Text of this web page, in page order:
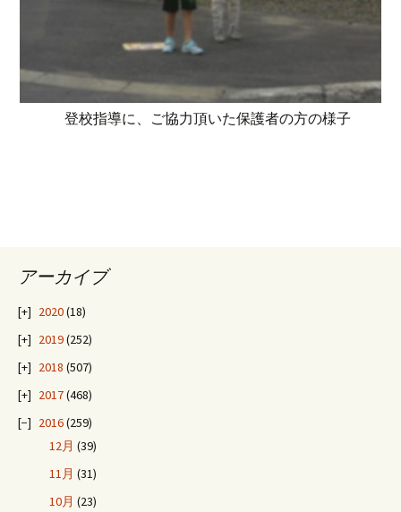
登校指導に、ご協力頂いた保護者の方の様子
アーカイブ
2020(18)
2019(252)
2018 (507)
2017(468)
2016(259)
12月 (39)
11月 (31)
10月 (23)